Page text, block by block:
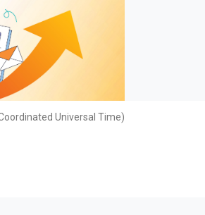
Universal Time)
們